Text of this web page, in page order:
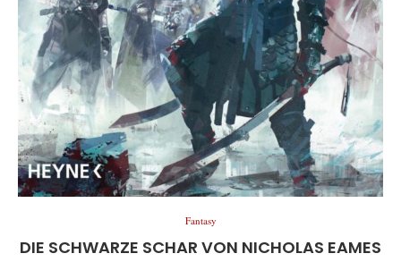
Fantasy
DIE SCHWARZE SCHAR VON NICHOLAS EAMES